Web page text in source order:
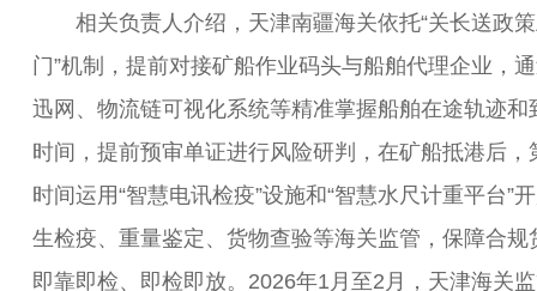
相关负责人介绍，天津南疆海关依托“关长送政
门”机制，提前对接矿船作业码头与船舶代理企业，
迅网、物流链可视化系统等精准掌握船舶在途轨迹和
时间，提前预审单证进行风险研判，在矿船抵港后，
时间运用“智慧电讯检疫”设施和“智慧水尺计重平台”
生检疫、重量鉴定、货物查验等海关监管，保障合规
即靠即检、即检即放。2026年1月至2月，天津海关